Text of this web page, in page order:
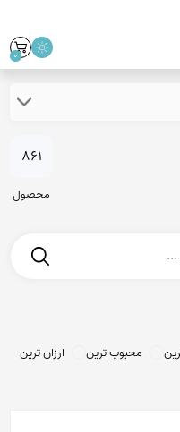
0
محصول
محبوب ترین
ارزان ترین